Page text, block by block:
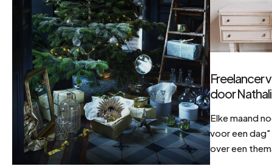
Freelancer
door
Elke maand
voor een
over een